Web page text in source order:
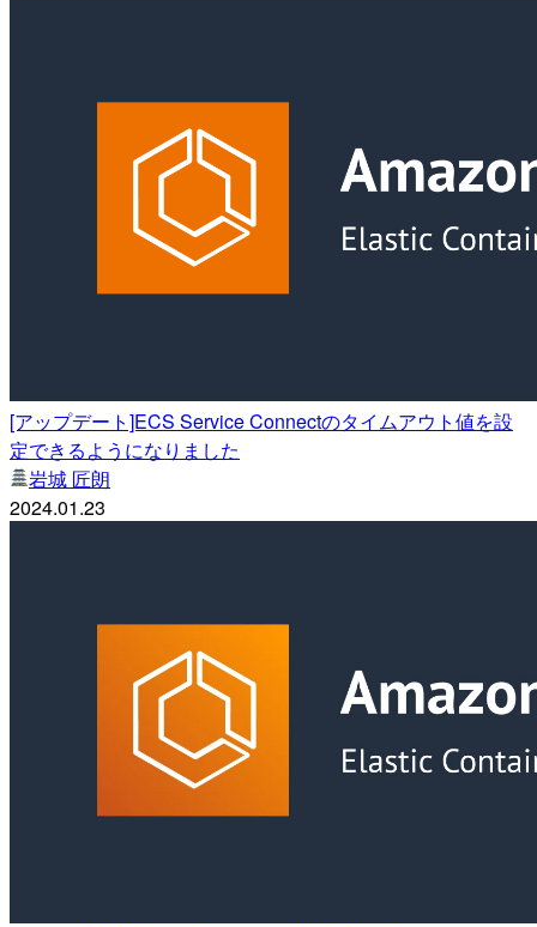
[アップデート]ECS Service Connectのタイムアウト値を設
定できるようになりました
岩城 匠朗
2024.01.23